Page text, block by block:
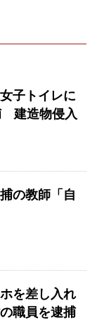
子トイレに
建造物侵入
の教師「自
を差し入れ
職員を逮捕